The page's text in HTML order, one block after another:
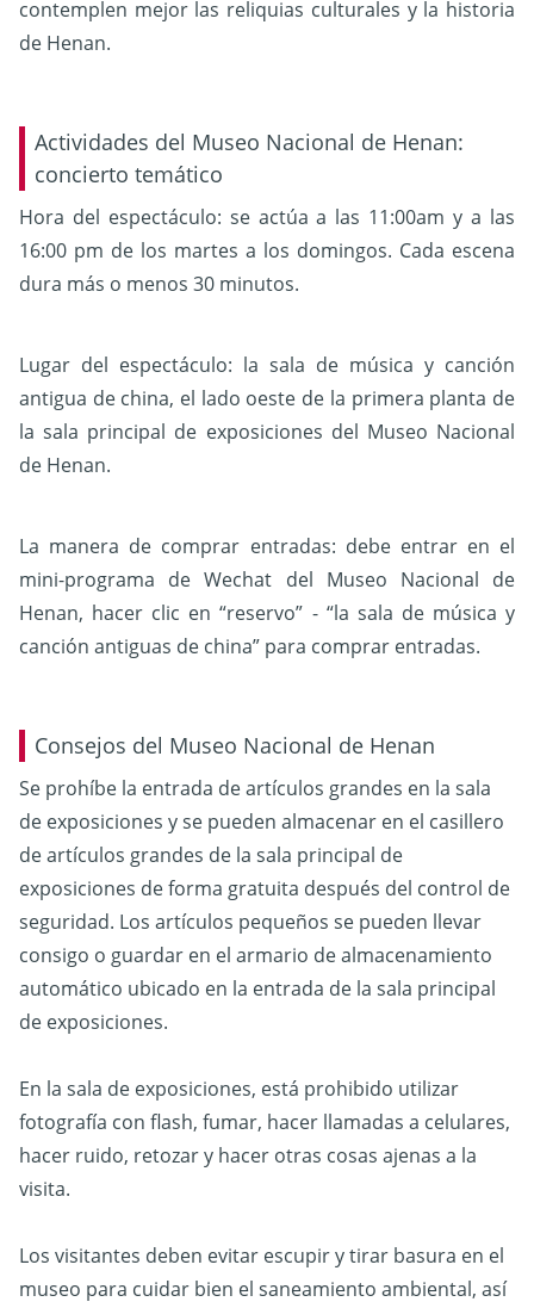
contemplen mejor las reliquias culturales y la historia
de Henan.
Actividades del Museo Nacional de Henan:
concierto temático
Hora del espectáculo: se actúa a las 11:00am y a las
16:00 pm de los martes a los domingos. Cada escena
dura más o menos 30 minutos.
Lugar del espectáculo: la sala de música y canción
antigua de china, el lado oeste de la primera planta de
la sala principal de exposiciones del Museo Nacional
de Henan.
La manera de comprar entradas: debe entrar en el
mini-programa de Wechat del Museo Nacional de
Henan, hacer clic en “reservo” - “la sala de música y
canción antiguas de china” para comprar entradas.
Consejos del Museo Nacional de Henan
Se prohíbe la entrada de artículos grandes en la sala
de exposiciones y se pueden almacenar en el casillero
de artículos grandes de la sala principal de
exposiciones de forma gratuita después del control de
seguridad. Los artículos pequeños se pueden llevar
consigo o guardar en el armario de almacenamiento
automático ubicado en la entrada de la sala principal
de exposiciones.
En la sala de exposiciones, está prohibido utilizar
fotografía con flash, fumar, hacer llamadas a celulares,
hacer ruido, retozar y hacer otras cosas ajenas a la
visita.
Los visitantes deben evitar escupir y tirar basura en el
museo para cuidar bien el saneamiento ambiental, así